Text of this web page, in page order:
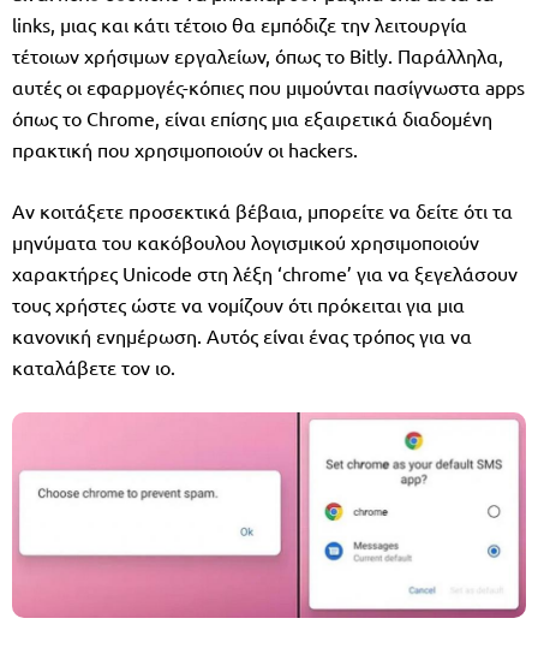
links, μιας και κάτι τέτοιο θα εμπόδιζε την λειτουργία
τέτοιων χρήσιμων εργαλείων, όπως το Bitly. Παράλληλα,
αυτές οι εφαρμογές-κόπιες που μιμούνται πασίγνωστα apps
όπως το Chrome, είναι επίσης μια εξαιρετικά διαδομένη
πρακτική που χρησιμοποιούν οι hackers.
Αν κοιτάξετε προσεκτικά βέβαια, μπορείτε να δείτε ότι τα
μηνύματα του κακόβουλου λογισμικού χρησιμοποιούν
χαρακτήρες Unicode στη λέξη ‘chrome’ για να ξεγελάσουν
τους χρήστες ώστε να νομίζουν ότι πρόκειται για μια
κανονική ενημέρωση. Αυτός είναι ένας τρόπος για να
καταλάβετε τον ιο.